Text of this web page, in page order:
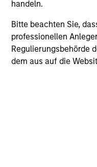
handeln.
Bitte beachten Sie,
professionellen
Regulierungsbehörde
dem aus auf die